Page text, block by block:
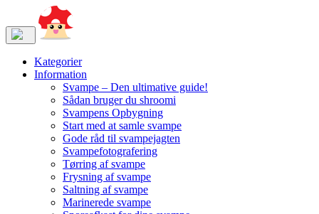
Kategorier
Information
Svampe – Den ultimative guide!
Sådan bruger du shroomi
Svampens Opbygning
Start med at samle svampe
Gode råd til svampejagten
Svampefotografering
Tørring af svampe
Frysning af svampe
Saltning af svampe
Marinerede svampe